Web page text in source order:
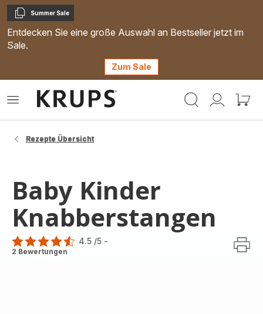
Kopieren
Summer Sale
Entdecken Sie eine große Auswahl an Bestseller jetzt im
Sale.
Zum Sale
Mein
Mein
Das
Rezepte Übersicht
Baby Kinder
Knabberstangen
ratings.4.5
4.5 /5 -
2 Bewertungen